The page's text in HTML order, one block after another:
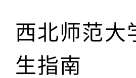
西北师范大
生指南